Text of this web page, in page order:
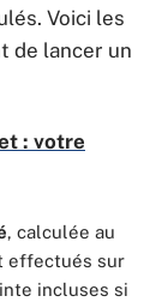
Voici les
de lancer un
: votre
, calculée au
effectués sur
incluses si